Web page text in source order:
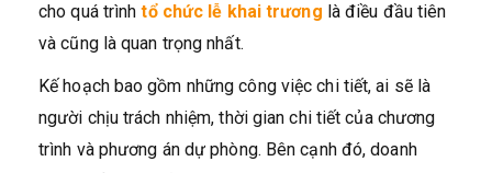
cho quá trìnhtổ chức lễ khai trương là điều đầu tiên
và cũng là quan trọng nhất.
Kế hoạch bao gồm những công việc chi tiết, ai sẽ là
người chịu trách nhiệm, thời gian chi tiết của chương
trình và phương án dự phòng. Bên cạnh đó, doanh